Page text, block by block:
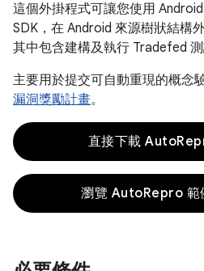
這個外掛程式可讓您使用
SDK，在 Android 來源樹狀結構
其中包含建構及執行 Tradefed 測
主要用於提交可自動重現的概念
漏洞獎勵計畫。
直接下載
瀏覽 AutoRepro 範